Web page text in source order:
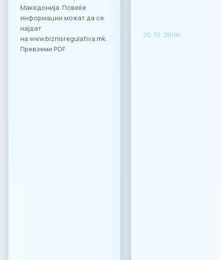
Македонија. Повеќе
информации можат да се
најдат
на www.biznisregulativa.mk .
Превземи PDF
20. 12. 2019г.